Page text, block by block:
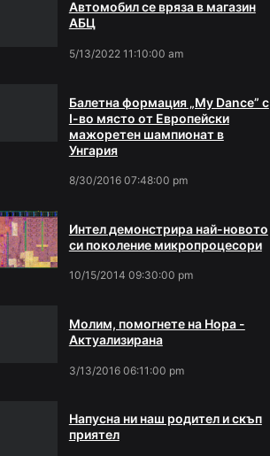
Автомобил се вряза в магазин
АБЦ
5/13/2022 11:10:00 am
Балетна формация „My Dance” с
І-во място от Европейски
мажоретен шампионат в
Унгария
8/30/2016 07:48:00 pm
Интел демонстрира най-новото
си поколение микропроцесори
10/15/2014 09:30:00 pm
Молим, помогнете на Нора -
Актуализирана
3/13/2016 06:11:00 pm
Напусна ни наш родител и скъп
приятел